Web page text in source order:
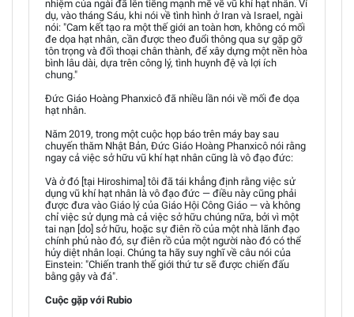
nhiệm của ngài đã lên tiếng mạnh mẽ về vũ khí hạt nhân. Ví
dụ, vào tháng Sáu, khi nói về tình hình ở Iran và Israel, ngài
nói: "Cam kết tạo ra một thế giới an toàn hơn, không có mối
đe dọa hạt nhân, cần được theo đuổi thông qua sự gặp gỡ
tôn trọng và đối thoại chân thành, để xây dựng một nền hòa
bình lâu dài, dựa trên công lý, tình huynh đệ và lợi ích
chung."
Đức Giáo Hoàng Phanxicô đã nhiều lần nói về mối đe dọa
hạt nhân.
Năm 2019, trong một cuộc họp báo trên máy bay sau
chuyến thăm Nhật Bản, Đức Giáo Hoàng Phanxicô nói rằng
ngay cả việc sở hữu vũ khí hạt nhân cũng là vô đạo đức:
Và ở đó [tại Hiroshima] tôi đã tái khẳng định rằng việc sử
dụng vũ khí hạt nhân là vô đạo đức — điều này cũng phải
được đưa vào Giáo lý của Giáo Hội Công Giáo — và không
chỉ việc sử dụng mà cả việc sở hữu chúng nữa, bởi vì một
tai nạn [do] sở hữu, hoặc sự điên rồ của một nhà lãnh đạo
chính phủ nào đó, sự điên rồ của một người nào đó có thể
hủy diệt nhân loại. Chúng ta hãy suy nghĩ về câu nói của
Einstein: "Chiến tranh thế giới thứ tư sẽ được chiến đấu
bằng gậy và đá".
Cuộc gặp với Rubio